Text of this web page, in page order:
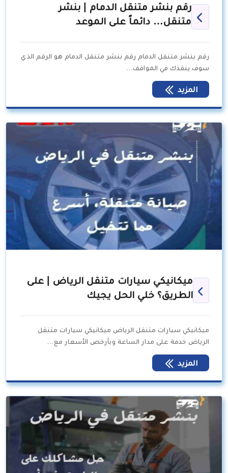
رقم بنشر متنقل الدمام | بنشر
متنقل… دائماً على الموعد
رقم بنشر متنقل الدمام رقم بنشر متنقل الدمام هو الرقم الذي
سوف ينقذك في المواقف…
المزيد
ميكانيكي سيارات متنقل الرياض | على
الطريق؟ خلي الحل يجيك
ميكانيكي سيارات متنقل الرياض ميكانيكي سيارات متنقل
الرياض خدمة على مدار الساعة وبأرخص الأسعار مع…
المزيد